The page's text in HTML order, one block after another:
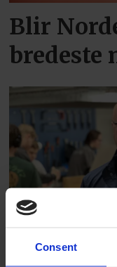
Consent
Blir
bredeste
Utreder